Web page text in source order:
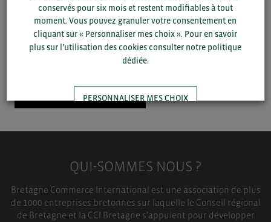
SAUVEGARDER
QUI-SOMMES NOUS ?
Bretagne Commerce International est une association de plus
de 1000 entreprises bretonnes sur laquelle le Conseil régional
de Bretagne et la CCI Bretagne s’appuient pour développer
conservés pour six mois et restent modifiables à tout
moment. Vous pouvez granuler votre consentement en
cliquant sur « Personnaliser mes choix ». Pour en savoir
plus sur l’utilisation des cookies consulter notre politique
dédiée.
PERSONNALISER MES CHOIX